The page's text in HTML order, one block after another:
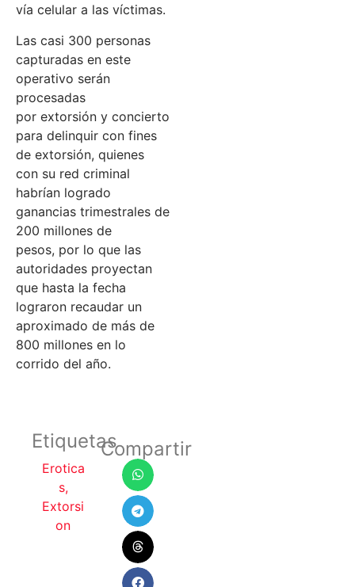
vía celular a las víctimas.
Las casi 300 personas
capturadas en este
operativo serán
procesadas
por extorsión y concierto
para delinquir con fines
de extorsión, quienes
con su red criminal
habrían logrado
ganancias trimestrales de
200 millones de
pesos, por lo que las
autoridades proyectan
que hasta la fecha
lograron recaudar un
aproximado de más de
800 millones en lo
corrido del año.
Etiquetas
Erotica
s,
Extorsi
on
Compartir